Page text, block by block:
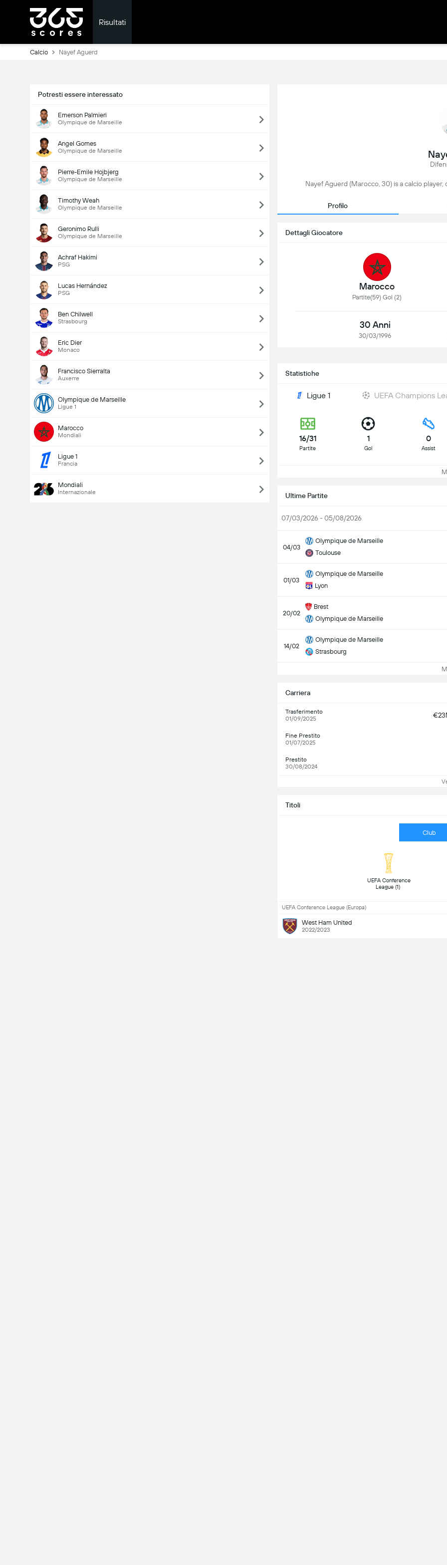
Risultati
Calcio Nayef Aguerd
Potresti essere interessato
Emerson Palmieri
Olympique de Marseille
Angel Gomes
Olympique de Marseille
Pierre-Emile Hojbjerg
Olympique de Marseille
Timothy Weah
Olympique de Marseille
Geronimo Rulli
Olympique de Marseille
Achraf Hakimi
PSG
Lucas Hernández
PSG
Ben Chilwell
Strasbourg
Eric Dier
Monaco
Francisco Sierralta
Auxerre
Olympique de Marseille
Ligue 1
Marocco
Mondiali
Ligue 1
Francia
Mondiali
Internazionale
Nayef Aguerd (Marocco, 30) is a calcio
Profilo
Dettagli Giocatore
Marocco
Partite(59) Gol (2)
30 Anni
30/03/1996
Statistiche
Ligue 1 UEFA Champions
16/31
Partite
1
Gol
0
Assist
Ultime Partite
07/03/2026 - 05/08/2026
04/03
Olympique de Marseille
Toulouse
01/03
Olympique de Marseille
Lyon
20/02
Brest
Olympique de Marseille
14/02
Olympique de Marseille
Strasbourg
Carriera
Trasferimento
01/09/2025
Fine Prestito
01/07/2025
Prestito
30/08/2024
Titoli
Club
UEFA Conference
UEFA Conference League (Europa)
West Ham United
2022/2023